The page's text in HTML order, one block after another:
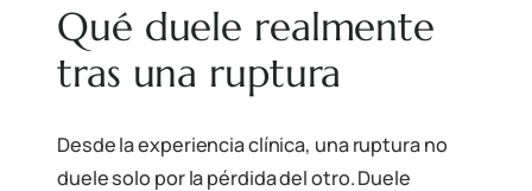
Qué duele realmente
tras una ruptura
Desde la experiencia clínica, una ruptura no
duele solo por la pérdida del otro. Duele